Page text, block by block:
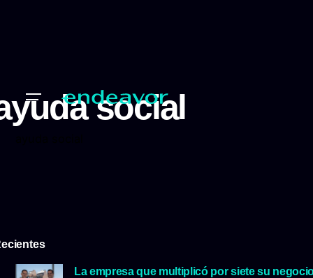
social
La empresa que multiplicó por siete su